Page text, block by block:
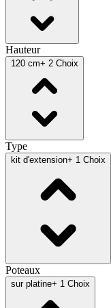
Hauteur
120 cm+ 2 Choix
Type
kit d'extension+ 1 Choix
Poteaux
sur platine+ 1 Choix